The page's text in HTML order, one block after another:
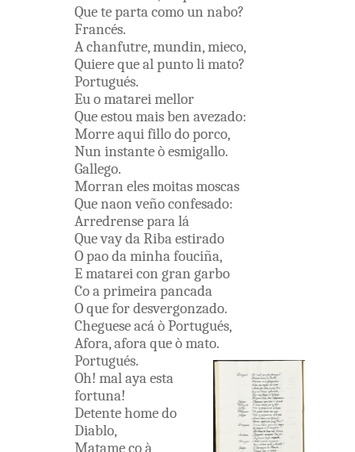
Quetepartacomoun nabo?
Francés.
Achanfutre,mundin,mieco,
Quierequealpuntolimato?
Portugués.
Euomatareimellor
Queestoumaisben avezado:
Morreaquifillodoporco,
Nun instanteòesmigallo.
Gallego.
Morran elesmoitasmoscas
Quenaon veñoconfesado:
Arredrensepara lá
Quevayda Ribaestirado
Opaodaminhafouciña,
Ematareicon gran garbo
Co aprimeirapancada
Oquefordesvergonzado.
ChegueseacáòPortugués,
Afora,aforaqueòmato.
Portugués.
Oh! malayaesta
fortuna!
Detentehomedo
Diablo,
Matamecoà